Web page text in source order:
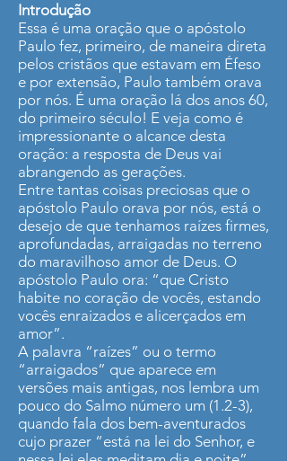
Introdução
Essa é uma oração que o apóstolo
Paulo fez, primeiro, de maneira direta
pelos cristãos que estavam em Éfeso
e por extensão, Paulo também orava
por nós. É uma oração lá dos anos 60,
do primeiro século! E veja como é
impressionante o alcance desta
oração: a resposta de Deus vai
abrangendo as gerações.
Entre tantas coisas preciosas que o
apóstolo Paulo orava por nós, está o
desejo de que tenhamos raízes firmes,
aprofundadas, arraigadas no terreno
do maravilhoso amor de Deus. O
apóstolo Paulo ora: “que Cristo
habite no coração de vocês, estando
vocês enraizados e alicerçados em
amor”.
A palavra “raízes” ou o termo
“arraigados” que aparece em
versões mais antigas, nos lembra um
pouco do Salmo número um (1.2-3),
quando fala dos bem-aventurados
cujo prazer “está na lei do Senhor, e